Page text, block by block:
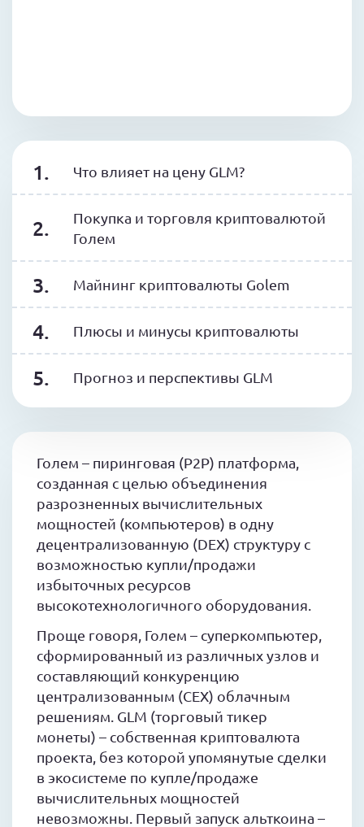
Что влияет на цену GLM?
Покупка и торговля криптовалютой
Голем
Майнинг криптовалюты Golem
Плюсы и минусы криптовалюты
Прогноз и перспективы GLM
Голем – пиринговая (P2P) платформа,
созданная с целью объединения
разрозненных вычислительных
мощностей (компьютеров) в одну
децентрализованную (DEX) структуру с
возможностью купли/продажи
избыточных ресурсов
высокотехнологичного оборудования.
Проще говоря, Голем – суперкомпьютер,
сформированный из различных узлов и
составляющий конкуренцию
централизованным (CEX) облачным
решениям. GLM (торговый тикер
монеты) – собственная криптовалюта
проекта, без которой упомянутые сделки
в экосистеме по купле/продаже
вычислительных мощностей
невозможны. Первый запуск альткоина –